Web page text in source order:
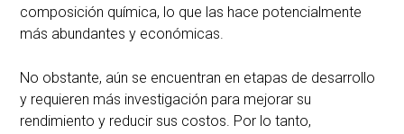
composición química, lo que las hace potencialmente
más abundantes y económicas.
No obstante, aún se encuentran en etapas de desarrollo
y requieren más investigación para mejorar su
rendimiento y reducir sus costos. Por lo tanto,